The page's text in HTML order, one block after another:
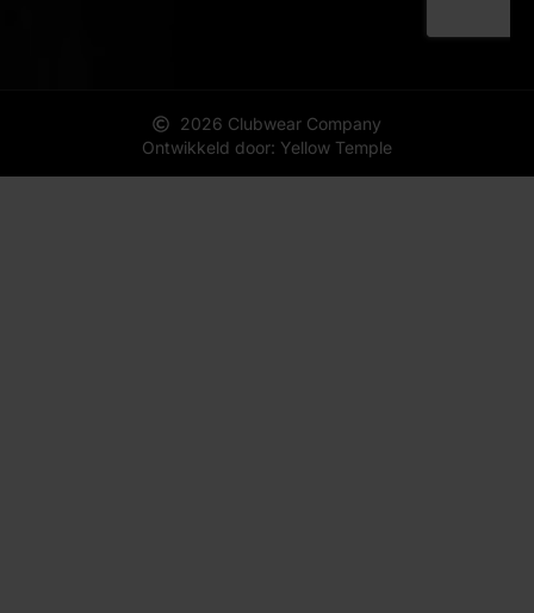
2026 Clubwear Company
Ontwikkeld door: Yellow Temple